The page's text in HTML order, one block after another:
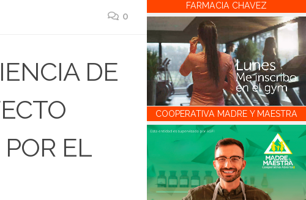
0
DE
EL
FARMACIA CHAVEZ
COOPERATIVA MADRE Y MAESTRA